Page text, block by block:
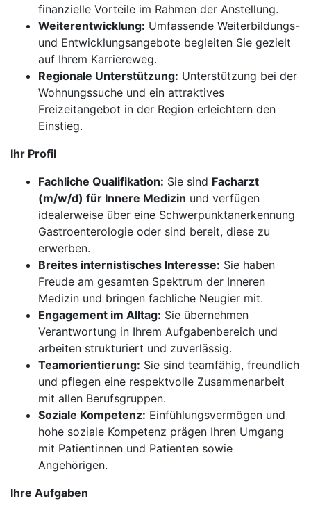
finanzielle Vorteile im Rahmen der Anstellung.
Weiterentwicklung: Umfassende Weiterbildungs-
und Entwicklungsangebote begleiten Sie gezielt
auf Ihrem Karriereweg.
Regionale Unterstützung: Unterstützung bei der
Wohnungssuche und ein attraktives
Freizeitangebot in der Region erleichtern den
Einstieg.
Ihr Profil
Fachliche Qualifikation: Sie sind Facharzt
(m/w/d) für Innere Medizin und verfügen
idealerweise über eine Schwerpunktanerkennung
Gastroenterologie oder sind bereit, diese zu
erwerben.
Breites internistisches Interesse: Sie haben
Freude am gesamten Spektrum der Inneren
Medizin und bringen fachliche Neugier mit.
Engagement im Alltag: Sie übernehmen
Verantwortung in Ihrem Aufgabenbereich und
arbeiten strukturiert und zuverlässig.
Teamorientierung: Sie sind teamfähig, freundlich
und pflegen eine respektvolle Zusammenarbeit
mit allen Berufsgruppen.
Soziale Kompetenz: Einfühlungsvermögen und
hohe soziale Kompetenz prägen Ihren Umgang
mit Patientinnen und Patienten sowie
Angehörigen.
Ihre Aufgaben